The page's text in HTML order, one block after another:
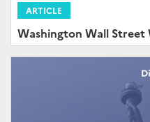
ARTICLE
Washington Wall Street